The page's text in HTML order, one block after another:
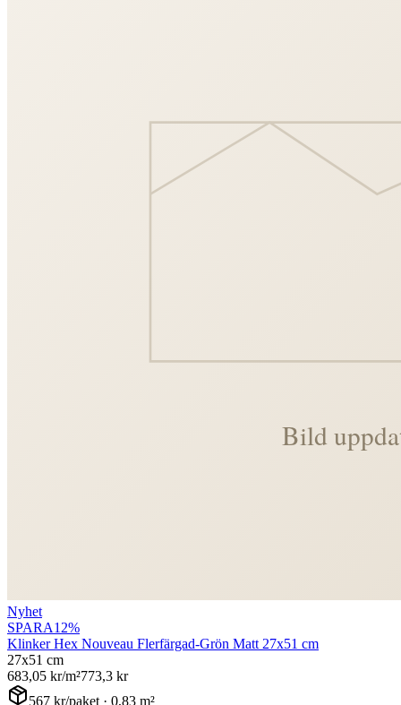
Nyhet
SPARA12%
Klinker Hex Nouveau Flerfärgad-Grön Matt 27x51 cm
27x51 cm
683,05 kr/m²773,3 kr
567 kr/paket · 0,83 m²